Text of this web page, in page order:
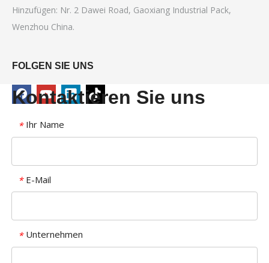
Hinzufügen: Nr. 2 Dawei Road, Gaoxiang Industrial Pack,
Wenzhou China.
FOLGEN SIE UNS
Kontaktieren Sie uns
* Ihr Name
* E-Mail
* Unternehmen